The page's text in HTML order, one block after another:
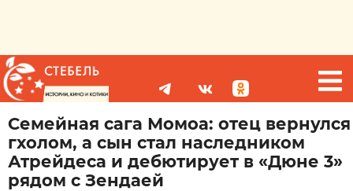
Семейная сага Момоа: отец вернулся
гхолом, а сын стал наследником
Атрейдеса и дебютирует в «Дюне 3»
рядом с Зендаей